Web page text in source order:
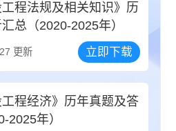
程法规及相关知识》历
总（2020-2025年）
更新 立即下载
程经济》历年真题及答
2025年）